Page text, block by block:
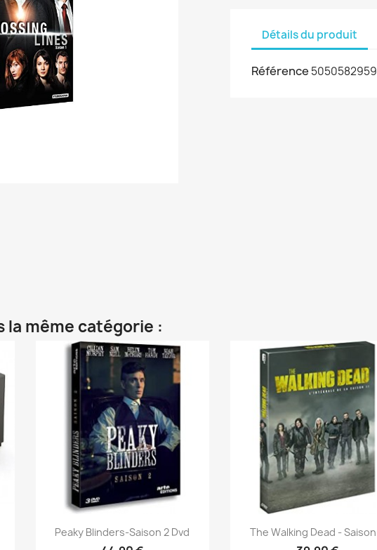
Détails du produit
Référence
la même catégorie :
Aperçu rapide
Peaky Blinders-Saison 2 Dvd Aperçu rapide
The Walking Dead -